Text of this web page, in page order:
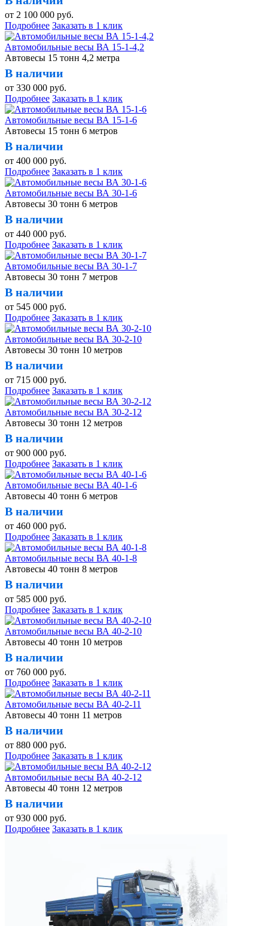
от 2 100 000 руб.
Подробнее Заказать в 1 клик
Автомобильные весы ВА 15-1-4,2
Автовесы 15 тонн 4,2 метра
В наличии
от 330 000 руб.
Подробнее Заказать в 1 клик
Автомобильные весы ВА 15-1-6
Автовесы 15 тонн 6 метров
В наличии
от 400 000 руб.
Подробнее Заказать в 1 клик
Автомобильные весы ВА 30-1-6
Автовесы 30 тонн 6 метров
В наличии
от 440 000 руб.
Подробнее Заказать в 1 клик
Автомобильные весы ВА 30-1-7
Автовесы 30 тонн 7 метров
В наличии
от 545 000 руб.
Подробнее Заказать в 1 клик
Автомобильные весы ВА 30-2-10
Автовесы 30 тонн 10 метров
В наличии
от 715 000 руб.
Подробнее Заказать в 1 клик
Автомобильные весы ВА 30-2-12
Автовесы 30 тонн 12 метров
В наличии
от 900 000 руб.
Подробнее Заказать в 1 клик
Автомобильные весы ВА 40-1-6
Автовесы 40 тонн 6 метров
В наличии
от 460 000 руб.
Подробнее Заказать в 1 клик
Автомобильные весы ВА 40-1-8
Автовесы 40 тонн 8 метров
В наличии
от 585 000 руб.
Подробнее Заказать в 1 клик
Автомобильные весы ВА 40-2-10
Автовесы 40 тонн 10 метров
В наличии
от 760 000 руб.
Подробнее Заказать в 1 клик
Автомобильные весы ВА 40-2-11
Автовесы 40 тонн 11 метров
В наличии
от 880 000 руб.
Подробнее Заказать в 1 клик
Автомобильные весы ВА 40-2-12
Автовесы 40 тонн 12 метров
В наличии
от 930 000 руб.
Подробнее Заказать в 1 клик